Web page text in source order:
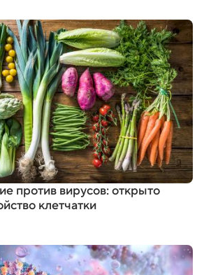
против вирусов: открыто
клетчатки